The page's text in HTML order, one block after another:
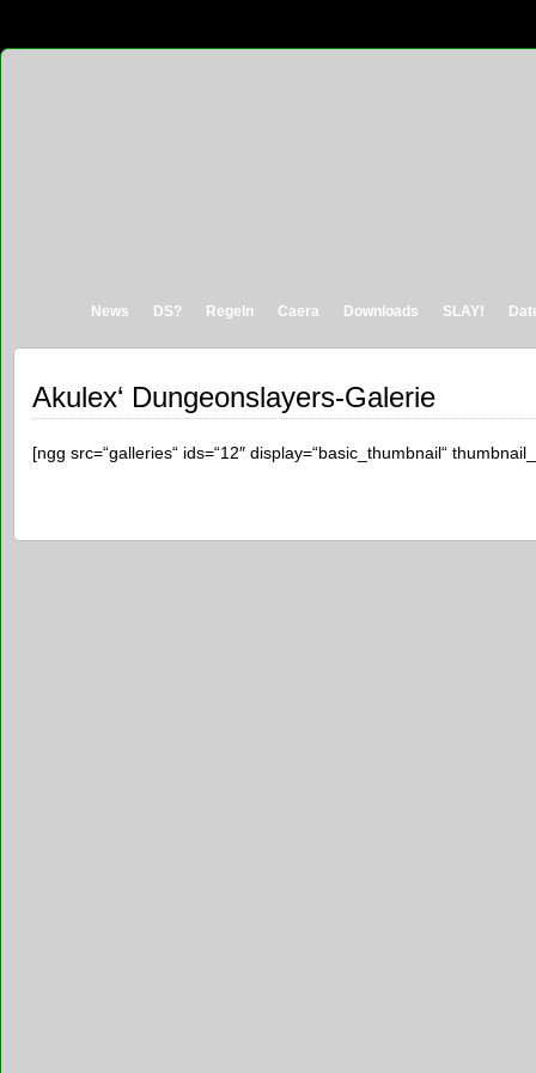
News DS? Regeln Caera Downloads SLAY!
Akulex‘ Dungeonslayers-Galerie
[ngg src=“galleries“ ids=“12″ display=“basic_thumbnail“